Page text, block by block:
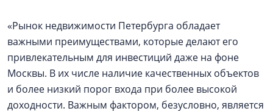
«Рынок недвижимости Петербурга обладает
важными преимуществами, которые делают его
привлекательным для инвестиций даже на фоне
Москвы. В их числе наличие качественных объектов
и более низкий порог входа при более высокой
доходности. Важным фактором, безусловно, является